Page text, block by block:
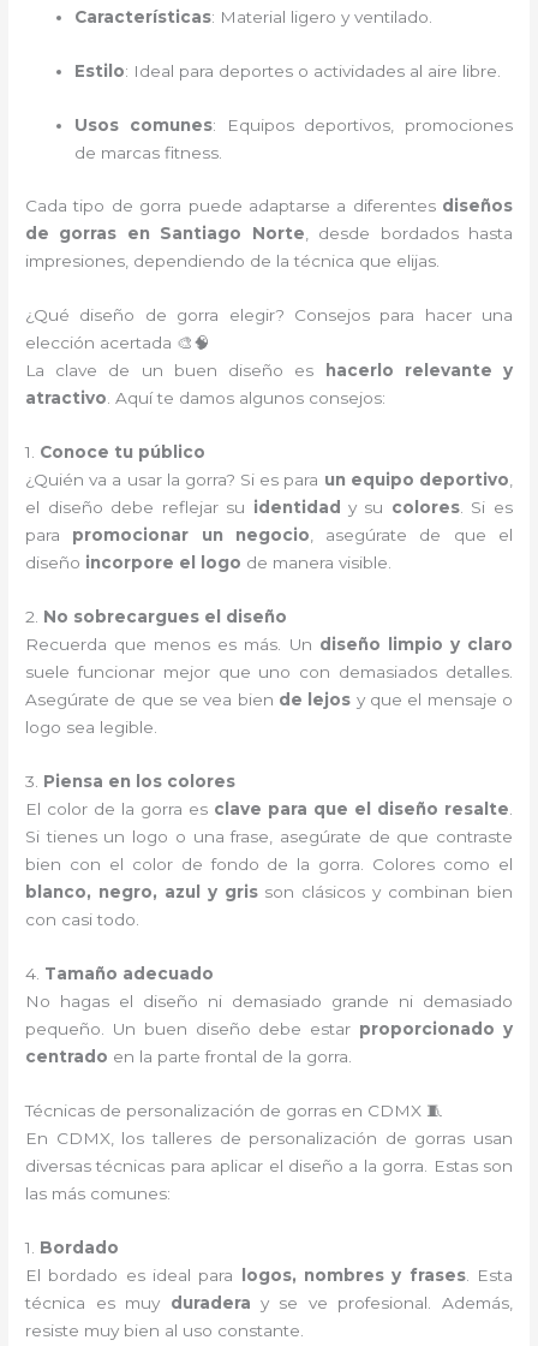
Características: Material ligero y ventilado.
Estilo: Ideal para deportes o actividades al aire libre.
Usos comunes: Equipos deportivos, promociones
de marcas fitness.
Cada tipo de gorra puede adaptarse a diferentes diseños
de gorras en Santiago Norte, desde bordados hasta
impresiones, dependiendo de la técnica que elijas.
¿Qué diseño de gorra elegir? Consejos para hacer una
elección acertada 🎨🧠
La clave de un buen diseño es
hacerlo relevante y
atractivo. Aquí te damos algunos consejos:
1. Conoce tu público
¿Quién va a usar la gorra? Si es para un equipo deportivo
el diseño debe reflejar su identidad y su colores. Si es
para promocionar un negocio , asegúrate de que el
diseño incorpore el logo de manera visible.
2. No sobrecargues el diseño
Recuerda que menos es más. Un diseño limpio y claro
suele funcionar mejor que uno con demasiados detalles.
Asegúrate de que se vea bien de lejos y que el mensaje o
logo sea legible.
3. Piensa en los colores
El color de la gorra es clave para que el diseño resalte
Si tienes un logo o una frase, asegúrate de que contraste
bien con el color de fondo de la gorra. Colores como el
blanco, negro, azul y grisson clásicos y combinan bien
con casi todo.
4. Tamaño adecuado
No hagas el diseño ni demasiado grande ni demasiado
pequeño. Un buen diseño debe estar proporcionado y
centrado en la parte frontal de la gorra.
Técnicas de personalización de gorras en CDMX 🧵
En CDMX, los talleres de personalización de gorras usan
diversas técnicas para aplicar el diseño a la gorra. Estas son
las más comunes:
1. Bordado
El bordado es ideal para logos, nombres y frases. Esta
técnica es muy duradera y se ve profesional. Además,
resiste muy bien al uso constante.